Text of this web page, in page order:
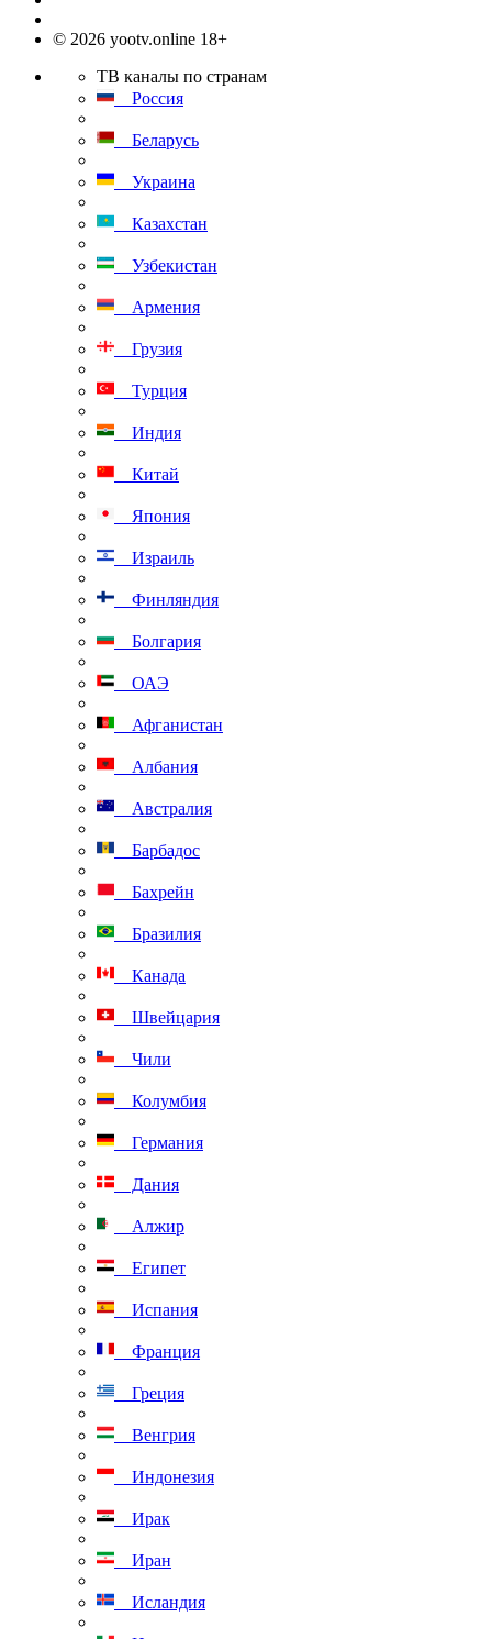
© 2026 yootv.online 18+
ТВ каналы по странам
Россия
Беларусь
Украина
Казахстан
Узбекистан
Армения
Грузия
Турция
Индия
Китай
Япония
Израиль
Финляндия
Болгария
ОАЭ
Афганистан
Албания
Австралия
Барбадос
Бахрейн
Бразилия
Канада
Швейцария
Чили
Колумбия
Германия
Дания
Алжир
Египет
Испания
Франция
Греция
Венгрия
Индонезия
Ирак
Иран
Исландия